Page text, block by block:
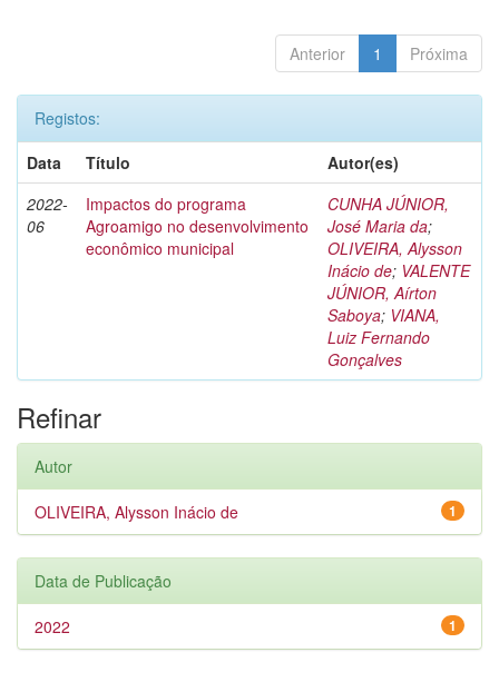
Anterior 1 Próxima
Registos:
Data
Título
Autor(es)
2022-
06
Impactos do programa
Agroamigo no desenvolvimento
econômico municipal
CUNHA JÚNIOR,
José Maria da;
OLIVEIRA, Alysson
Inácio de; VALENTE
JÚNIOR, Aírton
Saboya; VIANA,
Luiz Fernando
Gonçalves
Refinar
Autor
1
OLIVEIRA, Alysson Inácio de
Data de Publicação
1
2022